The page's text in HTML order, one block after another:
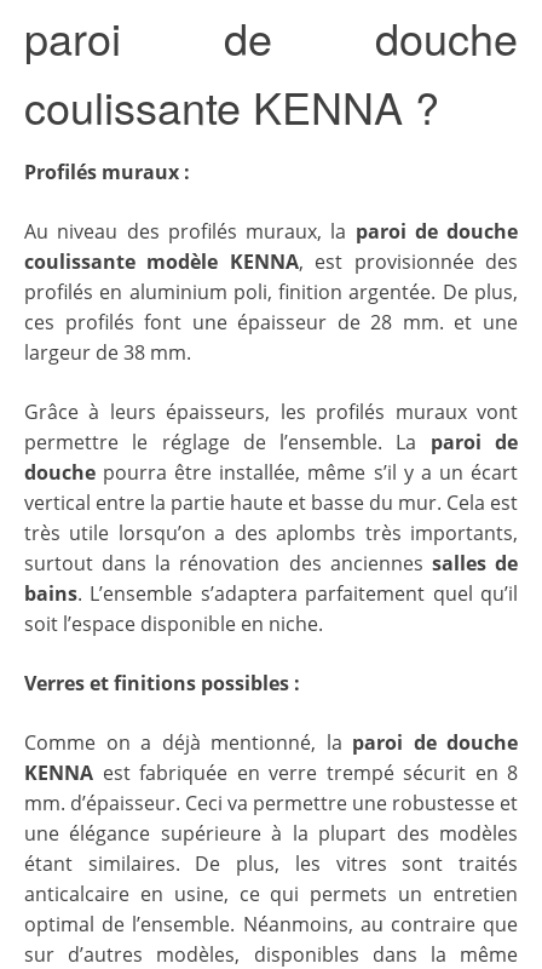
paroi de douche
coulissante KENNA ?
Profilés muraux :
Au niveau des profilés muraux, la paroi de douche
coulissante modèle KENNA, est provisionnée des
profilés en aluminium poli, finition argentée. De plus,
ces profilés font une épaisseur de 28 mm. et une
largeur de 38 mm.
Grâce à leurs épaisseurs, les profilés muraux vont
permettre le réglage de l’ensemble. La paroi de
douche pourra être installée, même s’il y a un écart
vertical entre la partie haute et basse du mur. Cela est
très utile lorsqu’on a des aplombs très importants,
surtout dans la rénovation des anciennes salles de
bains. L’ensemble s’adaptera parfaitement quel qu’il
soit l’espace disponible en niche.
Verres et finitions possibles :
Comme on a déjà mentionné, la paroi de douche
KENNA est fabriquée en verre trempé sécurit en 8
mm. d’épaisseur. Ceci va permettre une robustesse et
une élégance supérieure à la plupart des modèles
étant similaires. De plus, les vitres sont traités
anticalcaire en usine, ce qui permets un entretien
optimal de l’ensemble. Néanmoins, au contraire que
sur d’autres modèles, disponibles dans la même